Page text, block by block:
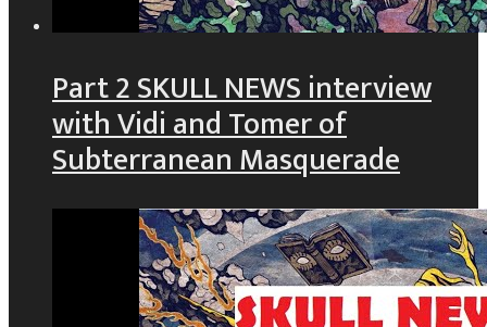
Part 2 SKULL NEWS interview
with Vidi and Tomer of
Subterranean Masquerade